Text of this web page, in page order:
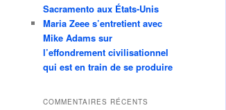
Sacramento aux États-Unis
Maria Zeee s’entretient avec
Mike Adams sur
l’effondrement civilisationnel
qui est en train de se produire
COMMENTAIRES RÉCENTS